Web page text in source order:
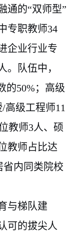
通的“双师型”
专职教师34
企业行业专
。队伍中，
的50%；高级
高级工程师11
教师3人、硕
教师占比达
省内同类院校
与梯队建
可的拔尖人